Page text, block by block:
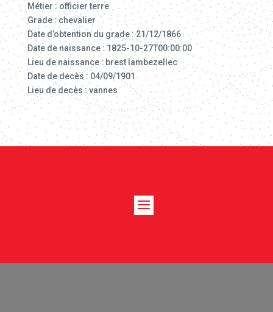
Métier : officier terre
Grade : chevalier
Date d’obtention du grade : 21/12/1866
Date de naissance : 1825-10-27T00:00:00
Lieu de naissance : brest lambezellec
Date de decès : 04/09/1901
Lieu de decès : vannes